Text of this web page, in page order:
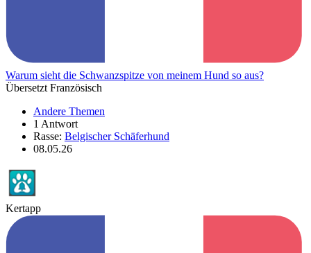
Warum sieht die Schwanzspitze von meinem Hund so aus?
Übersetzt Französisch
Andere Themen
1 Antwort
Rasse: Belgischer Schäferhund
08.05.26
Kertapp